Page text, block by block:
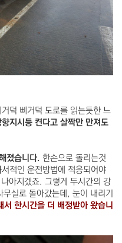
덕 삐거덕 도로를 읽는듯한 느
향지시등 켠다고 살짝만 만져도
졌습니다. 한손으로 돌리는것
적인 운전방법에 적응되어야
아지겠죠. 그렇게 두시간의 강
실로 돌아갔는데, 눈이 내리기
서 한시간을 더 배정받아 왔습니